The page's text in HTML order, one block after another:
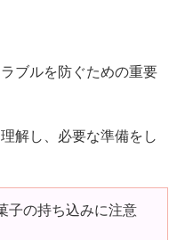
ブルを防ぐための重要
解し、必要な準備をし
子の持ち込みに注意